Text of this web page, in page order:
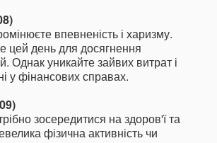
впевненість і харизму.
цей день для досягнення
Однак уникайте зайвих витрат і
у фінансових справах.
зосередитися на здоров'ї та
фізична активність чи